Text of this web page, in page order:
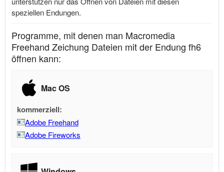
speziellen Endungen.
Programme, mit denen man Macromedia
Freehand Zeichung Dateien mit der Endung fh6
öffnen kann:
Mac OS
kommerziell:
Adobe Freehand
Adobe Fireworks